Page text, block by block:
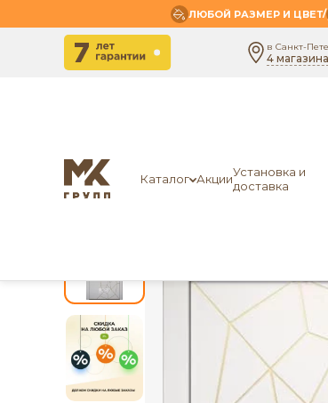
ЛЮБОЙ РАЗМЕР И ЦВЕТ/
в Санкт-
4 магазина
Каталог АкцииУстановка и
доставка
Главная